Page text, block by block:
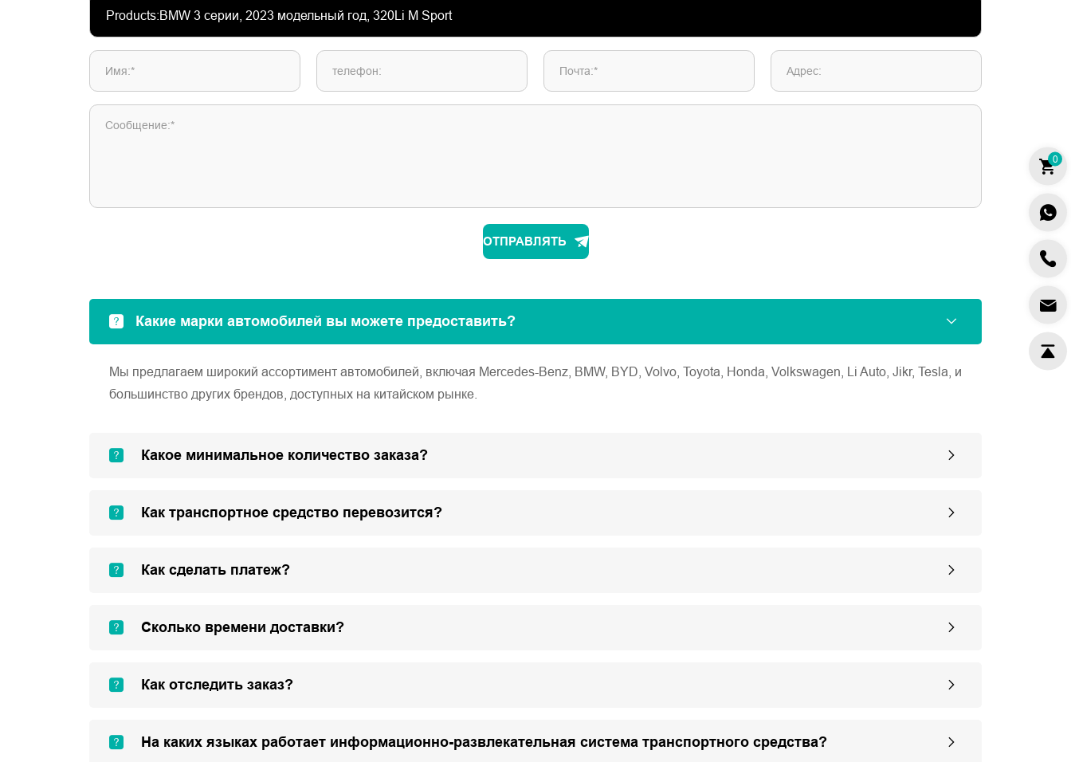
Имя:* телефон: Почта:* Адрес:
Сообщение:*
ОТПРАВЛЯТЬ
Какие марки автомобилей вы можете предоставить?
Мы предлагаем широкий ассортимент автомобилей, включая Mercedes-Benz, BMW, BYD, Volvo, Toyota, Honda, Volkswagen, Li Auto, Jikr, Tesla, и
большинство других брендов, доступных на китайском рынке.
Какое минимальное количество заказа?
Как транспортное средство перевозится?
Как сделать платеж?
Сколько времени доставки?
Как отследить заказ?
На каких языках работает информационно-развлекательная система транспортного средства?
0